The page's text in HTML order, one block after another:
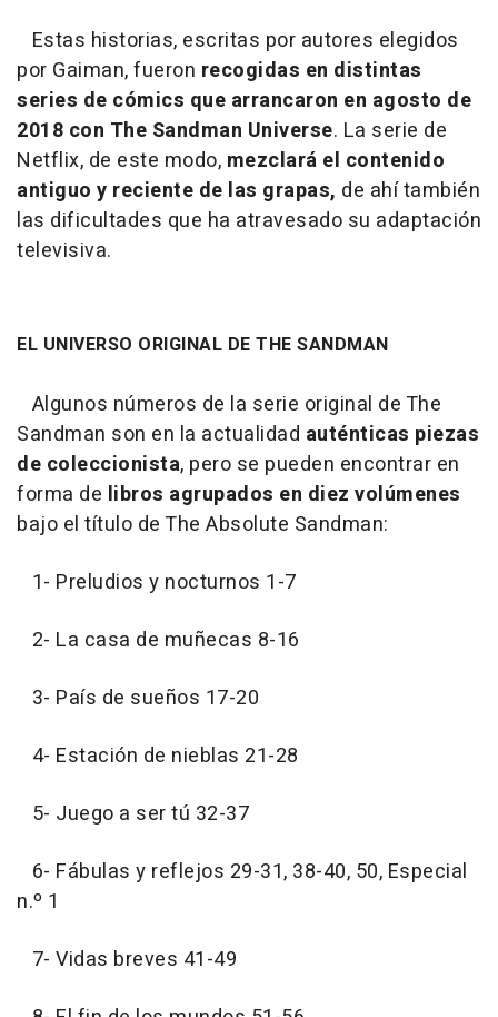
Estas historias, escritas por autores elegidos
por Gaiman, fueron recogidas en distintas
series de cómics que arrancaron en agosto de
2018 con The Sandman Universe. La serie de
Netflix, de este modo, mezclará el contenido
antiguo y reciente de las grapas, de ahí también
las dificultades que ha atravesado su adaptación
televisiva.
EL UNIVERSO ORIGINAL DE THE SANDMAN
Algunos números de la serie original de The
Sandman son en la actualidad auténticas piezas
de coleccionista, pero se pueden encontrar en
forma de libros agrupados en diez volúmenes
bajo el título de The Absolute Sandman:
1- Preludios y nocturnos 1-7
2- La casa de muñecas 8-16
3- País de sueños 17-20
4- Estación de nieblas 21-28
5- Juego a ser tú 32-37
6- Fábulas y reflejos 29-31, 38-40, 50, Especial
n.º 1
7- Vidas breves 41-49